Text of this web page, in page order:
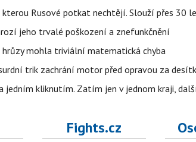
Rusové potkat nechtějí. Slouží přes 30
jeho trvalé poškození a znefunkčnění
mohla triviální matematická chyba
trik zachrání motor před opravou za
jedním kliknutím. Zatím jen v jednom kraji,
Fights.cz